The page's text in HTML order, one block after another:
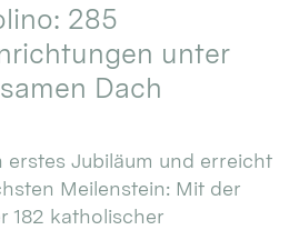
285
unter
Dach
erstes Jubiläum und erreicht
Meilenstein: Mit der
182 katholischer